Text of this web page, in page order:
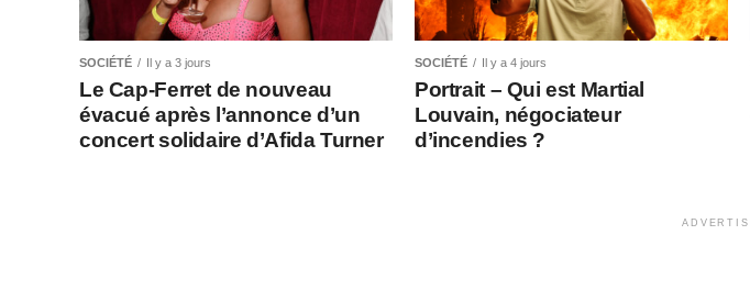
SOCIÉTÉ Il y a 3 jours
Le Cap-Ferret de nouveau
évacué après l’annonce d’un
concert solidaire d’Afida Turner
SOCIÉTÉ Il y a 4 jours
Portrait – Qui est Martial
Louvain, négociateur
d’incendies ?